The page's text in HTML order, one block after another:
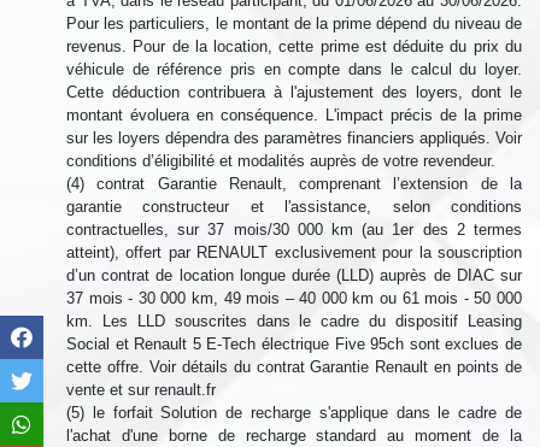
Pour les particuliers, le montant de la prime dépend du niveau de
revenus. Pour de la location, cette prime est déduite du prix du
véhicule de référence pris en compte dans le calcul du loyer.
Cette déduction contribuera à l'ajustement des loyers, dont le
montant évoluera en conséquence. L'impact précis de la prime
sur les loyers dépendra des paramètres financiers appliqués. Voir
conditions d’éligibilité et modalités auprès de votre revendeur.
(4) contrat Garantie Renault, comprenant l’extension de la
garantie constructeur et l'assistance, selon conditions
contractuelles, sur 37 mois/30 000 km (au 1er des 2 termes
atteint), offert par RENAULT exclusivement pour la souscription
d’un contrat de location longue durée (LLD) auprès de DIAC sur
37 mois - 30 000 km, 49 mois – 40 000 km ou 61 mois - 50 000
km. Les LLD souscrites dans le cadre du dispositif Leasing
Social et Renault 5 E-Tech électrique Five 95ch sont exclues de
cette offre. Voir détails du contrat Garantie Renault en points de
vente et sur renault.fr
(5) le forfait Solution de recharge s'applique dans le cadre de
l'achat d'une borne de recharge standard au moment de la